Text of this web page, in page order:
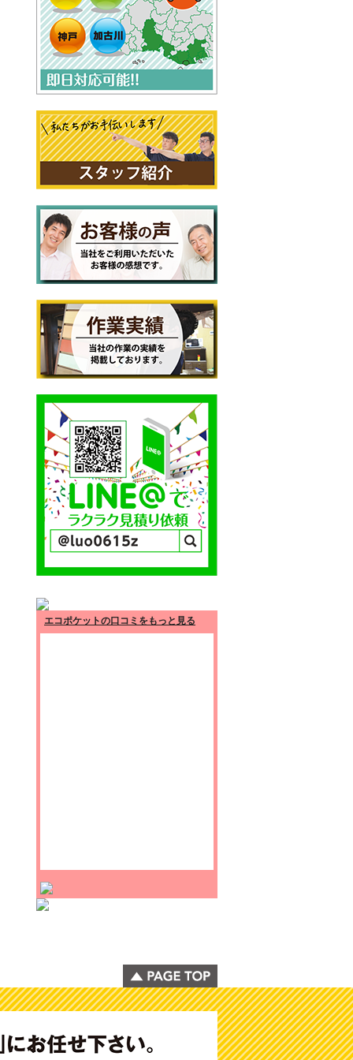
エコポケットの口コミをもっと見る